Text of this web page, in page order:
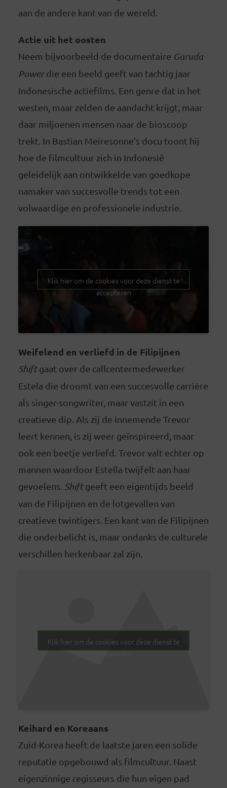
aan de andere kant van de wereld.
Actie uit het oosten
Neem bijvoorbeeld de documentaire Garuda
Powerdie een beeld geeft van tachtig jaar
Indonesische actiefilms. Een genre dat in het
westen, maar zelden de aandacht krijgt, maar
daar miljoenen mensen naar de bioscoop
trekt. In Bastian Meiresonne’s docu toont hij
hoe de filmcultuur zich in Indonesië
geleidelijk aan ontwikkelde van goedkope
namaker van succesvolle trends tot een
volwaardige en professionele industrie.
Klik hier om de cookies voor deze dienst te
accepteren
Weifelend en verliefd in de Filipijnen
Shiftgaat over de callcentermedewerker
Estela die droomt van een succesvolle carrière
als singer-songwriter, maar vastzit in een
creatieve dip. Als zij de innemende Trevor
leert kennen, is zij weer geïnspireerd, maar
ook een beetje verliefd. Trevor valt echter op
mannen waardoor Estella twijfelt aan haar
gevoelens. Shiftgeeft een eigentijds beeld
van de Filipijnen en de lotgevallen van
creatieve twintigers. Een kant van de Filipijnen
die onderbelicht is, maar ondanks de culturele
verschillen herkenbaar zal zijn.
Klik hier om de cookies voor deze dienst te
accepteren
Keihard en Koreaans
Zuid-Korea heeft de laatste jaren een solide
reputatie opgebouwd als filmcultuur. Naast
eigenzinnige regisseurs die hun eigen pad